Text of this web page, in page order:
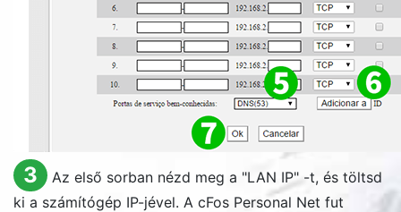
3 Az első sorban nézd meg a "LAN IP" -t, és töltsd
ki a számítógép IP-jével. A cFos Personal Net fut